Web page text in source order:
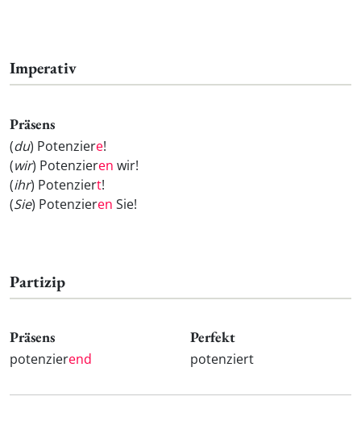
Imperativ
Präsens
(du) Potenziere!
(wir) Potenzieren wir!
(ihr) Potenziert!
(Sie) Potenzieren Sie!
Partizip
Präsens
potenzierend
Perfekt
potenziert